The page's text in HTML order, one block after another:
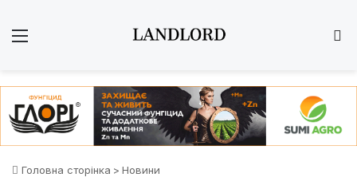
Головна сторінка > Новини